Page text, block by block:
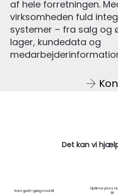
af hele forretningen.
virksomheden fuld
systemer – fra salg og
lager, kundedata og
Det kan vi
Kom godt i gang med BI
Optimer jeres
BI